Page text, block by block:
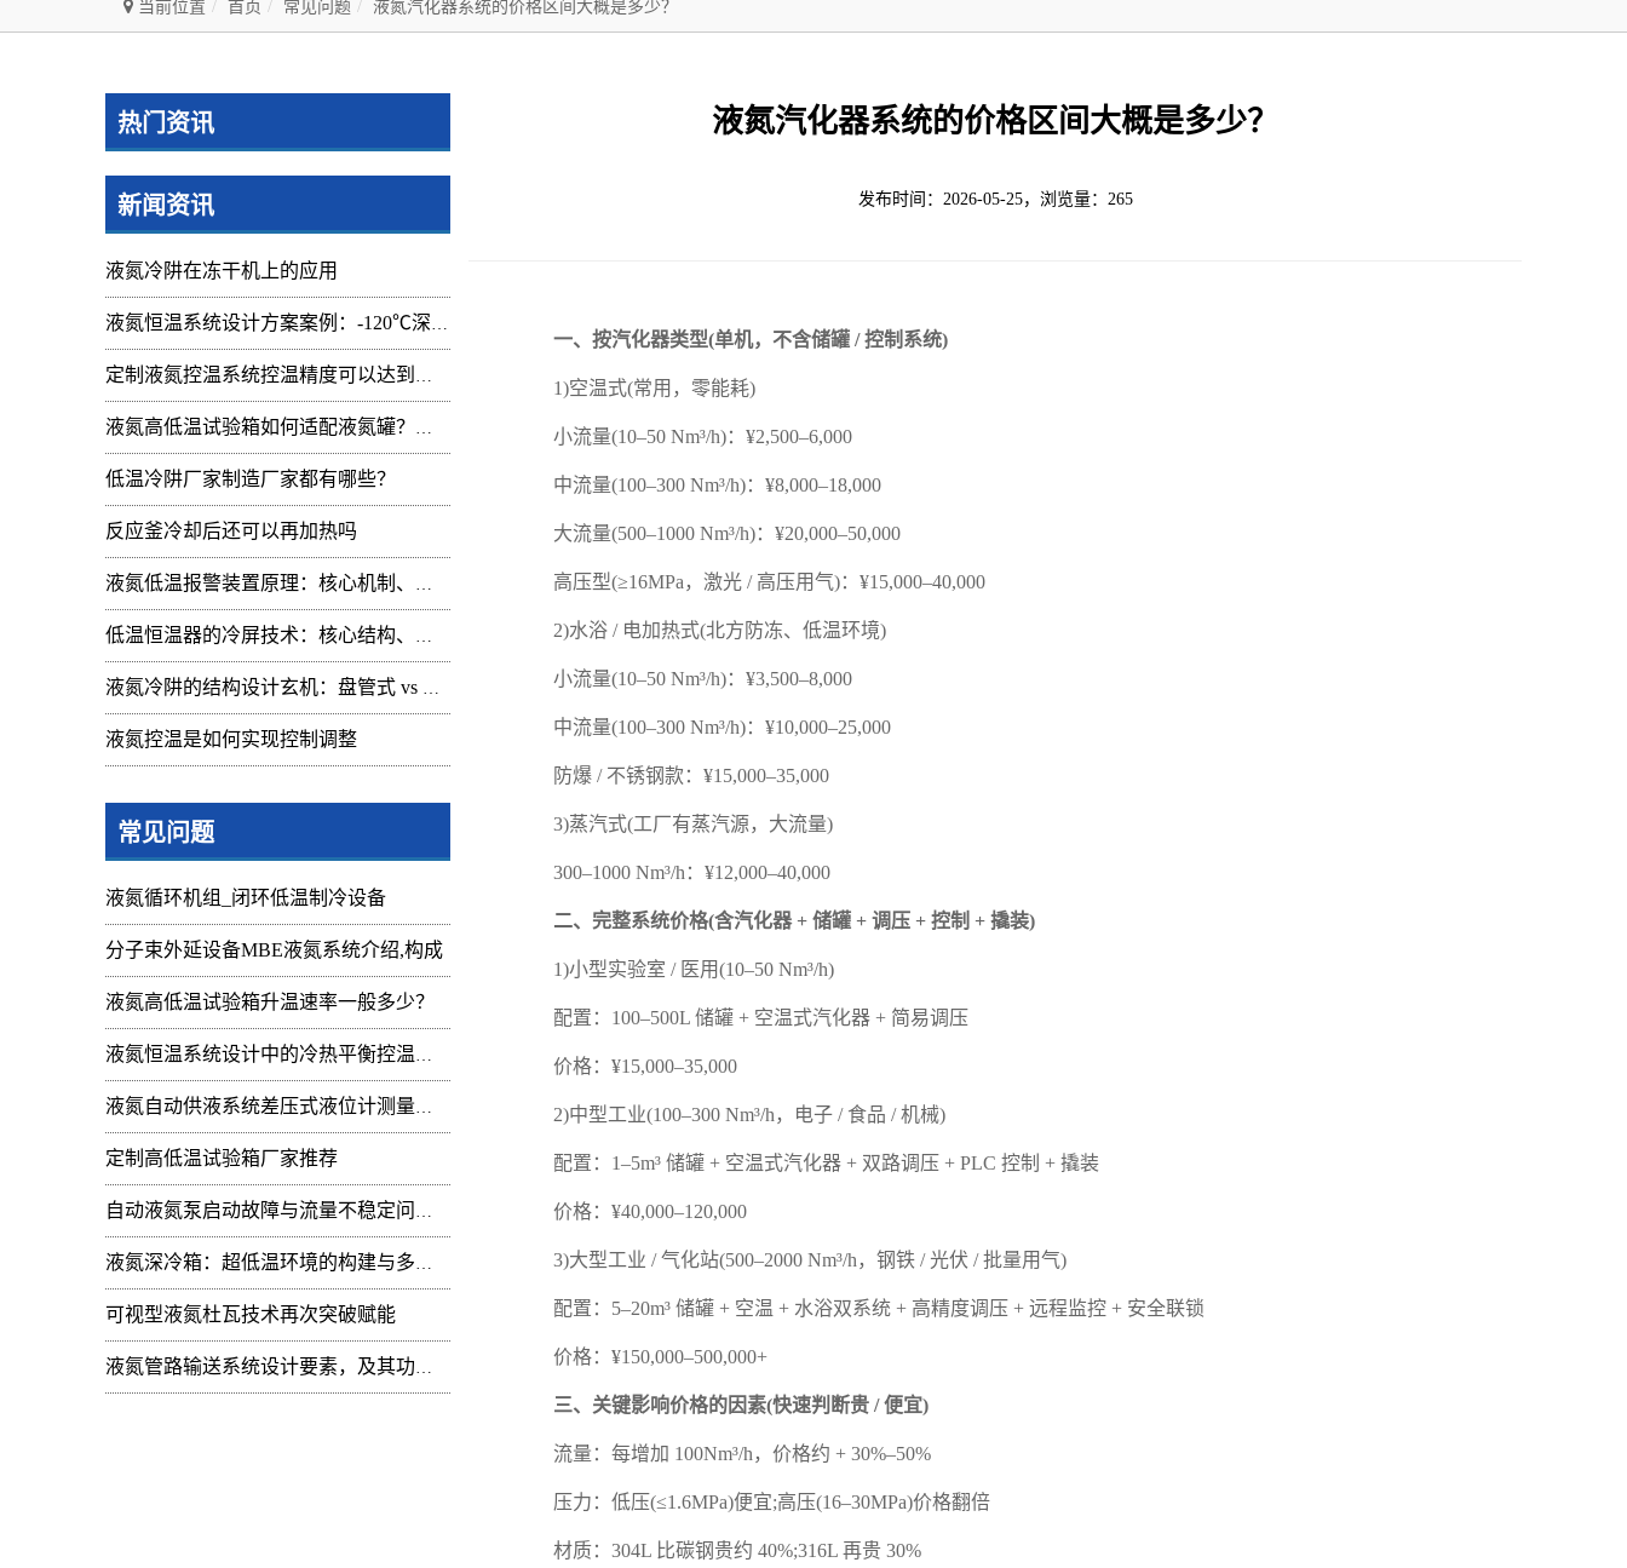
当前位置 首页 常见问题 液氮汽化器系统的价格区间大概是多少？
热门资讯
新闻资讯
液氮冷阱在冻干机上的应用
液氮恒温系统设计方案案例：-120℃深冷控温装置实操记录
定制液氮控温系统控温精度可以达到的范围及应用
液氮高低温试验箱如何适配液氮罐？核心要点与实操指南
低温冷阱厂家制造厂家都有哪些？
反应釜冷却后还可以再加热吗
液氮低温报警装置原理：核心机制、组成与应用解析
低温恒温器的冷屏技术：核心结构、功能与设计解析
液氮冷阱的结构设计玄机：盘管式 vs 腔体式，哪种捕集效率更高
液氮控温是如何实现控制调整
常见问题
液氮循环机组_闭环低温制冷设备
分子束外延设备MBE液氮系统介绍,构成
液氮高低温试验箱升温速率一般多少？
液氮恒温系统设计中的冷热平衡控温难点
液氮自动供液系统差压式液位计测量值周期性
定制高低温试验箱厂家推荐
自动液氮泵启动故障与流量不稳定问题：技术排查
液氮深冷箱：超低温环境的构建与多领域技术赋能
可视型液氮杜瓦技术再次突破赋能
液氮管路输送系统设计要素，及其功能开发
液氮汽化器系统的价格区间大概是多少？
发布时间：2026-05-25，浏览量：265
一、按汽化器类型(单机，不含储罐 / 控制系统)
1)空温式(常用，零能耗)
小流量(10–50 Nm³/h)：¥2,500–6,000
中流量(100–300 Nm³/h)：¥8,000–18,000
大流量(500–1000 Nm³/h)：¥20,000–50,000
高压型(≥16MPa，激光 / 高压用气)：¥15,000–40,000
2)水浴 / 电加热式(北方防冻、低温环境)
小流量(10–50 Nm³/h)：¥3,500–8,000
中流量(100–300 Nm³/h)：¥10,000–25,000
防爆 / 不锈钢款：¥15,000–35,000
3)蒸汽式(工厂有蒸汽源，大流量)
300–1000 Nm³/h：¥12,000–40,000
二、完整系统价格(含汽化器 + 储罐 + 调压 + 控制 + 撬装)
1)小型实验室 / 医用(10–50 Nm³/h)
配置：100–500L 储罐 + 空温式汽化器 + 简易调压
价格：¥15,000–35,000
2)中型工业(100–300 Nm³/h，电子 / 食品 / 机械)
配置：1–5m³ 储罐 + 空温式汽化器 + 双路调压 + PLC 控制 + 撬装
价格：¥40,000–120,000
3)大型工业 / 气化站(500–2000 Nm³/h，钢铁 / 光伏 / 批量用气)
配置：5–20m³ 储罐 + 空温 + 水浴双系统 + 高精度调压 + 远程监控 + 安全联锁
价格：¥150,000–500,000+
三、关键影响价格的因素(快速判断贵 / 便宜)
流量：每增加 100Nm³/h，价格约 + 30%–50%
压力：低压(≤1.6MPa)便宜;高压(16–30MPa)价格翻倍
材质：304L 比碳钢贵约 40%;316L 再贵 30%